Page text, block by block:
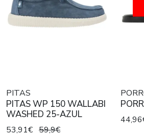
PITAS
PITAS WP 150 WALLABI
WASHED 25-AZUL
53,91€ 59,9€